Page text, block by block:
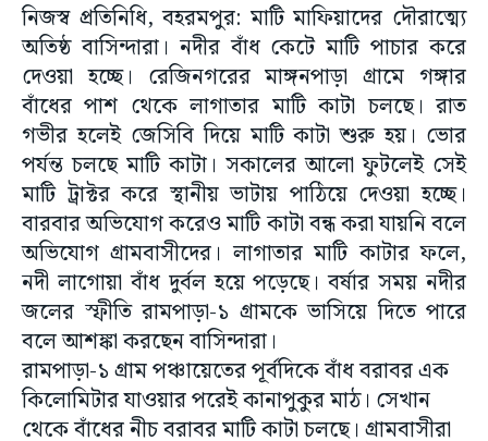
নিজস্ব প্রতিনিধি, বহরমপুর: মাটি মাফিয়াদের দৌরাত্ম্যে
অতিষ্ঠ বাসিন্দারা। নদীর বাঁধ কেটে মাটি পাচার করে
দেওয়া হচ্ছে। রেজিনগরের মাঙ্গনপাড়া গ্রামে গঙ্গার
বাঁধের পাশ থেকে লাগাতার মাটি কাটা চলছে। রাত
গভীর হলেই জেসিবি দিয়ে মাটি কাটা শুরু হয়। ভোর
পর্যন্ত চলছে মাটি কাটা। সকালের আলো ফুটলেই সেই
মাটি ট্রাক্টর করে স্থানীয় ভাটায় পাঠিয়ে দেওয়া হচ্ছে।
বারবার অভিযোগ করেও মাটি কাটা বন্ধ করা যায়নি বলে
অভিযোগ গ্রামবাসীদের। লাগাতার মাটি কাটার ফলে,
নদী লাগোয়া বাঁধ দুর্বল হয়ে পড়েছে। বর্ষার সময় নদীর
জলের স্ফীতি রামপাড়া-১ গ্রামকে ভাসিয়ে দিতে পারে
বলে আশঙ্কা করছেন বাসিন্দারা।
রামপাড়া-১ গ্রাম পঞ্চায়েতের পূর্বদিকে বাঁধ বরাবর এক
কিলোমিটার যাওয়ার পরেই কানাপুকুর মাঠ। সেখান
থেকে বাঁধের নীচ বরাবর মাটি কাটা চলছে। গ্রামবাসীরা